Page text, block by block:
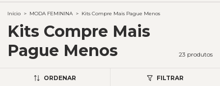
Início > MODA FEMININA > Kits Compre Mais Pague Menos
Kits Compre Mais
Pague Menos
23 produtos
ORDENAR FILTRAR